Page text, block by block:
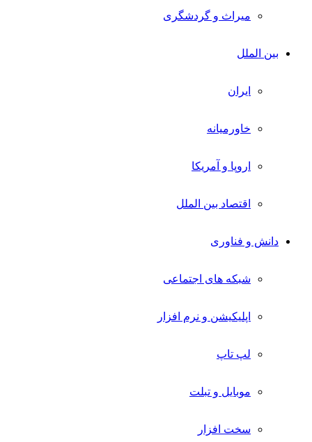
میراث و گردشگری
بین الملل
ایران
خاورمیانه
اروپا و آمریکا
اقتصاد بین الملل
دانش و فناوری
شبکه های اجتماعی
اپلیکیشن و نرم افزار
لپ تاپ
موبایل و تبلت
سخت افزار